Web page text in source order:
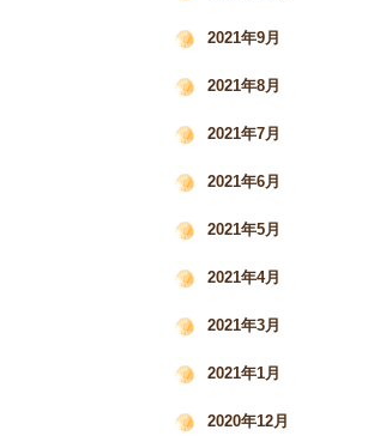
2021年9月
2021年8月
2021年7月
2021年6月
2021年5月
2021年4月
2021年3月
2021年1月
2020年12月